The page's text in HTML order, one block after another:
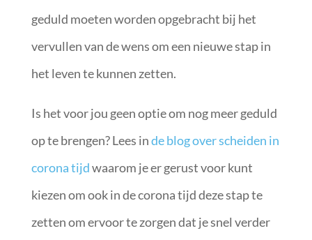
geduld moeten worden opgebracht bij het
vervullen van de wens om een nieuwe stap in
het leven te kunnen zetten.
Is het voor jou geen optie om nog meer geduld
op te brengen? Lees inde blog over scheiden in
corona tijdwaarom je er gerust voor kunt
kiezen om ook in de corona tijd deze stap te
zetten om ervoor te zorgen dat je snel verder